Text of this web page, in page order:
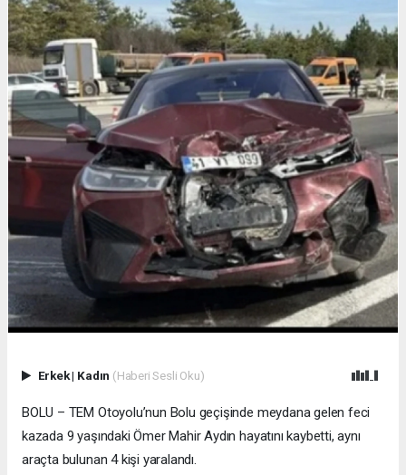
Erkek| Kadın (Haberi Sesli Oku)
BOLU – TEM Otoyolu’nun Bolu geçişinde meydana gelen feci
kazada 9 yaşındaki Ömer Mahir Aydın hayatını kaybetti, aynı
araçta bulunan 4 kişi yaralandı.